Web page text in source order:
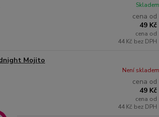
cena od
49 Kč
cena od
44 Kč bez DPH
Skladem
Mojito
cena od
49 Kč
cena od
44 Kč bez DPH
Není skladem